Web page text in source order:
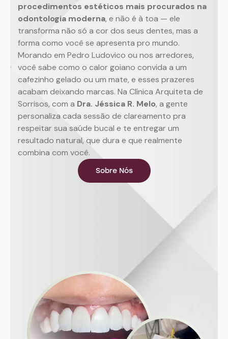
procedimentos estéticos mais procurados na
odontologia moderna, e não é à toa — ele
transforma não só a cor dos seus dentes, mas a
forma como você se apresenta pro mundo.
Morando em Pedro Ludovico ou nos arredores,
você sabe como o calor goiano convida a um
cafezinho gelado ou um mate, e esses prazeres
acabam deixando marcas. Na Clínica Arquiteta de
Sorrisos, com a Dra. Jéssica R. Melo, a gente
personaliza cada sessão de clareamento pra
respeitar sua saúde bucal e te entregar um
resultado natural, que dura e que realmente
combina com você.
Sobre Nós